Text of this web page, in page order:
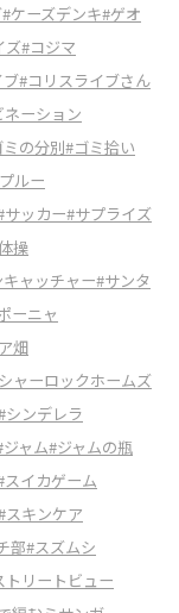
#ケーズデンキ#ゲオ
ズ#コジマ
#コリスライブさん
ーション
の分別#ゴミ拾い
ルー
サッカー#サプライズ
操
ャッチャー#サンタ
ーニャ
畑
ャーロックホームズ
シンデレラ
ャム#ジャムの瓶
スイカゲーム
スキンケア
部#スズムシ
トリートビュー